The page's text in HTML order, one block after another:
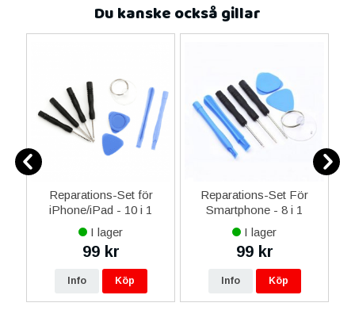
Du kanske också gillar
Reparations-Set för
iPhone/iPad - 10 i 1
I lager
99 kr
Info Köp
Reparations-Set För
Smartphone - 8 i 1
I lager
99 kr
Info Köp